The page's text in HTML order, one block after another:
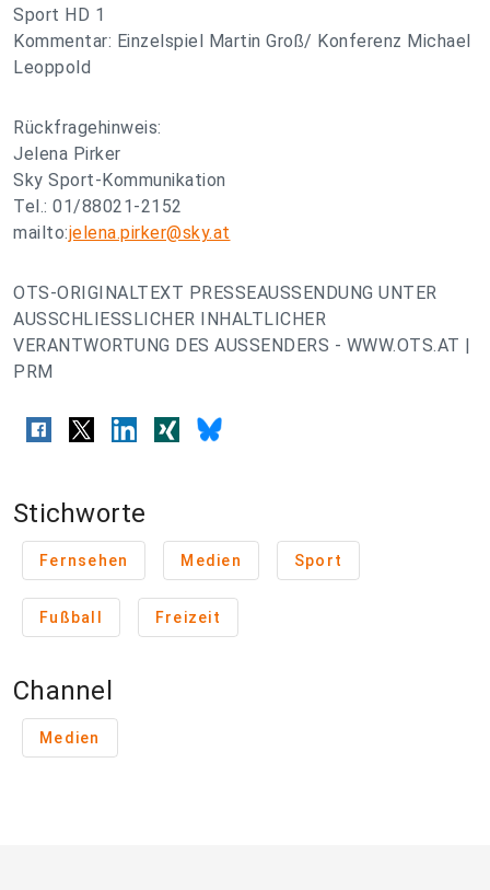
Sport HD 1
Kommentar: Einzelspiel Martin Groß/ Konferenz Michael
Leoppold
Rückfragehinweis:
Jelena Pirker
Sky Sport-Kommunikation
Tel.: 01/88021-2152
mailto:jelena.pirker@sky.at
OTS-ORIGINALTEXT PRESSEAUSSENDUNG UNTER
AUSSCHLIESSLICHER INHALTLICHER
VERANTWORTUNG DES AUSSENDERS - WWW.OTS.AT |
PRM
Stichworte
Fernsehen Medien Sport
Fußball Freizeit
Channel
Medien